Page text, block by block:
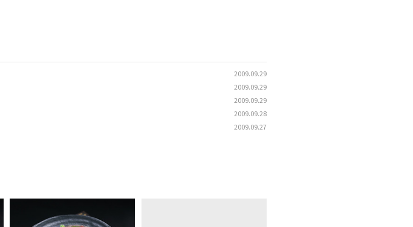
2009.09.29
2009.09.29
2009.09.29
2009.09.28
2009.09.27